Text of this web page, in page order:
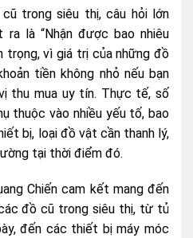
trong siêu thị, câu hỏi lớn
là “Nhận được bao nhiêu
trọng, vì giá trị của những đồ
tiền không nhỏ nếu bạn
thu mua uy tín. Thực tế, số
thuộc vào nhiều yếu tố, bao
bị, loại đồ vật cần thanh lý,
tại thời điểm đó.
Chiến cam kết mang đến
đồ cũ trong siêu thị, từ tủ
đến các thiết bị máy móc